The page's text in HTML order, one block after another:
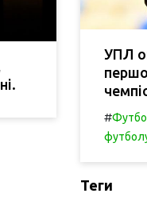
УПЛ
#
Теги